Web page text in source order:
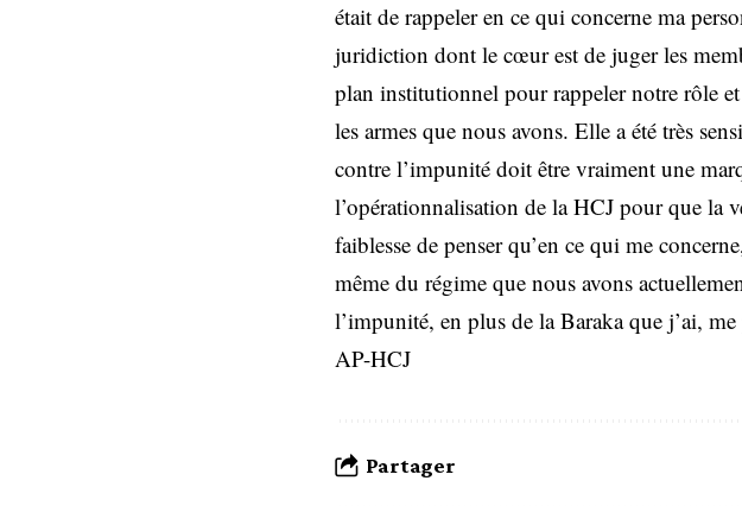
était de rappeler en ce qui concerne ma
juridiction dont le cœur est de juger les
plan institutionnel pour rappeler notre rôle
les armes que nous avons. Elle a été très
contre l’impunité doit être vraiment une
l’opérationnalisation de la HCJ pour que la
faiblesse de penser qu’en ce qui me
même du régime que nous avons
l’impunité, en plus de la Baraka que j’ai, me
AP-HCJ
Partager